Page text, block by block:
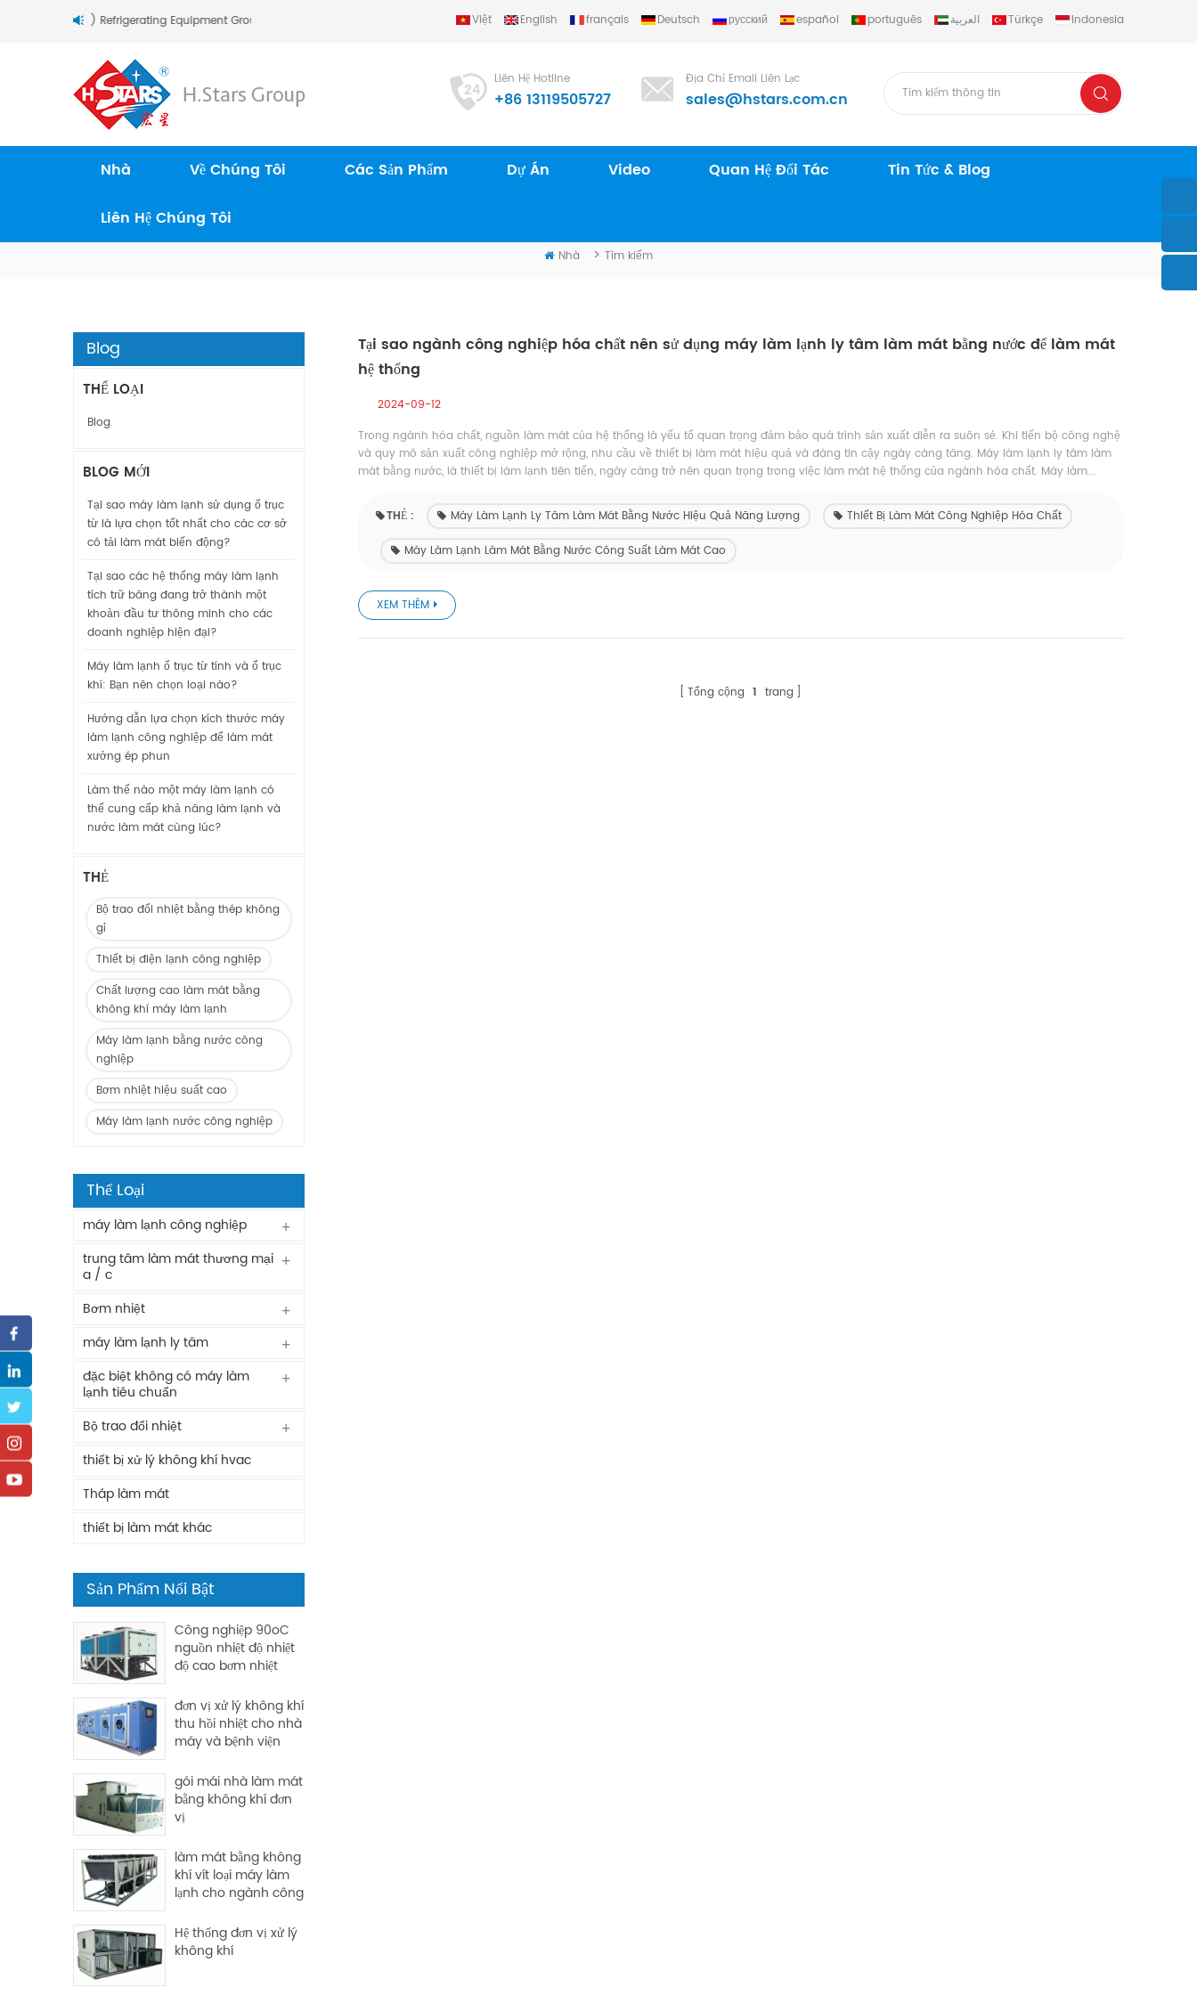
(Guangzhou) Refrigerating Equipment Group Ltd.. Việt English français Deutsch русский español português العربية Türkçe Indonesia
Liên Hệ Hotline
+86 13119505727
Địa Chỉ Email Liên Lạc
sales@hstars.com.cn
Nhà Về Chúng Tôi Các Sản Phẩm Dự Án Video Quan Hệ Đối Tác Tin Tức & Blog
Liên Hệ Chúng Tôi
Nhà > Tìm kiếm
Tại sao ngành công nghiệp hóa chất nên sử dụng máy làm lạnh ly tâm làm mát bằng nước để làm mát
hệ thống
2024-09-12
Trong ngành hóa chất, nguồn làm mát của hệ thống là yếu tố quan trọng đảm bảo quá trình sản xuất diễn ra suôn sẻ. Khi tiến bộ công nghệ
và quy mô sản xuất công nghiệp mở rộng, nhu cầu về thiết bị làm mát hiệu quả và đáng tin cậy ngày càng tăng. Máy làm lạnh ly tâm làm
mát bằng nước, là thiết bị làm lạnh tiên tiến, ngày càng trở nên quan trọng trong việc làm mát hệ thống của ngành hóa chất. Máy làm...
THẺ : Máy Làm Lạnh Ly Tâm Làm Mát Bằng Nước Hiệu Quả Năng Lượng Thiết Bị Làm Mát Công Nghiệp Hóa Chất
Máy Làm Lạnh Làm Mát Bằng Nước Công Suất Làm Mát Cao
XEM THÊM
Tổng cộng 1 trang
Blog
THỂ LOẠI
Blog
BLOG MỚI
Tại sao máy làm lạnh sử dụng ổ trục
từ là lựa chọn tốt nhất cho các cơ sở
có tải làm mát biến động?
Tại sao các hệ thống máy làm lạnh
tích trữ băng đang trở thành một
khoản đầu tư thông minh cho các
doanh nghiệp hiện đại?
Máy làm lạnh ổ trục từ tính và ổ trục
khí: Bạn nên chọn loại nào?
Hướng dẫn lựa chọn kích thước máy
làm lạnh công nghiệp để làm mát
xưởng ép phun
Làm thế nào một máy làm lạnh có
thể cung cấp khả năng làm lạnh và
nước làm mát cùng lúc?
THẺ
Bộ trao đổi nhiệt bằng thép không
gỉ
Thiết bị điện lạnh công nghiệp
Chất lượng cao làm mát bằng
không khí máy làm lạnh
Máy làm lạnh bằng nước công
nghiệp
Bơm nhiệt hiệu suất cao
Máy làm lạnh nước công nghiệp
Thể Loại
máy làm lạnh công nghiệp
trung tâm làm mát thương mại
a / c
Bơm nhiệt
máy làm lạnh ly tâm
đặc biệt không có máy làm
lạnh tiêu chuẩn
Bộ trao đổi nhiệt
thiết bị xử lý không khí hvac
Tháp làm mát
thiết bị làm mát khác
Sản Phẩm Nổi Bật
Công nghiệp 90oC
nguồn nhiệt độ nhiệt
độ cao bơm nhiệt
đơn vị xử lý không khí
thu hồi nhiệt cho nhà
máy và bệnh viện
gói mái nhà làm mát
bằng không khí đơn
vị
làm mát bằng không
khí vít loại máy làm
lạnh cho ngành công
Hệ thống đơn vị xử lý
không khí